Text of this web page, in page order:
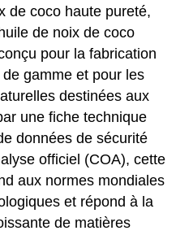
de coco haute pureté,
de noix de coco
pour la fabrication
gamme et pour les
destinées aux
une fiche technique
données de sécurité
officiel (COA), cette
aux normes mondiales
et répond à la
de matières